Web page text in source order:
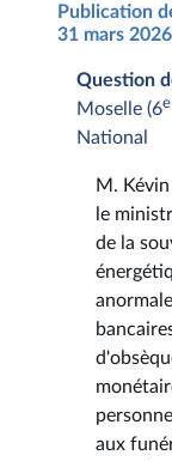
Publication
31 mars
Question
Moselle (6e
National
M.
le
de la
aux